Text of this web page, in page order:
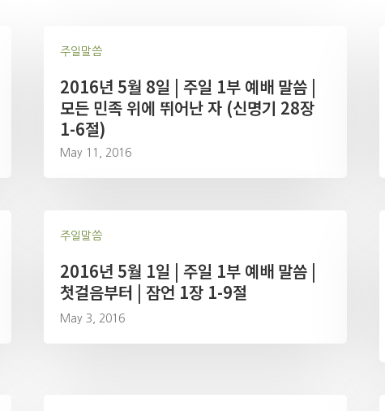
주일말씀
2016년 5월 8일 | 주일 1부 예배 말씀 |
모든 민족 위에 뛰어난 자 (신명기 28장
1-6절)
May 11, 2016
주일말씀
2016년 5월 1일 | 주일 1부 예배 말씀 |
첫걸음부터 | 잠언 1장 1-9절
May 3, 2016